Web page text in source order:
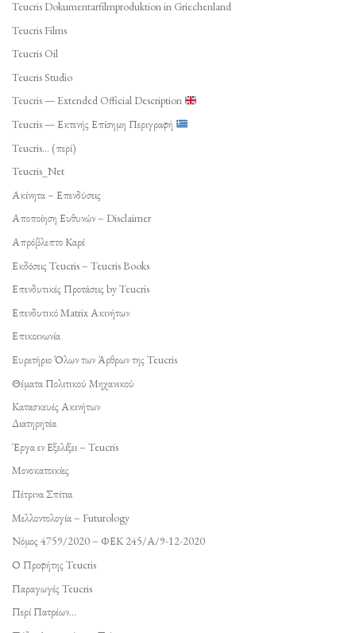
Teucris Dokumentarfilmproduktion in Griechenland
Teucris Films
Teucris Oil
Teucris Studio
Teucris — Extended Official Description
Teucris — Εκτενής Επίσημη Περιγραφή
Teucris… (περί)
Teucris_Net
Ακίνητα – Επενδύσεις
Αποποίηση Ευθυνών – Disclaimer
Απρόβλεπτο Καρέ
Εκδόσεις Teucris – Teucris Books
Επενδυτικές Προτάσεις by Teucris
Επενδυτικό Matrix Ακινήτων
Επικοινωνία
Ευρετήριο Όλων των Άρθρων της Teucris
Θέματα Πολιτικού Μηχανικού
Κατασκευές Ακινήτων
Διατηρητέα
Έργα εν Εξελίξει – Teucris
Μονοκατοικίες
Πέτρινα Σπίτια
Μελλοντολογία – Futurology
Νόμος 4759/2020 – ΦΕΚ 245/Α/9-12-2020
Ο Προφήτης Teucris
Παραγωγές Teucris
Περί Πατρέων…